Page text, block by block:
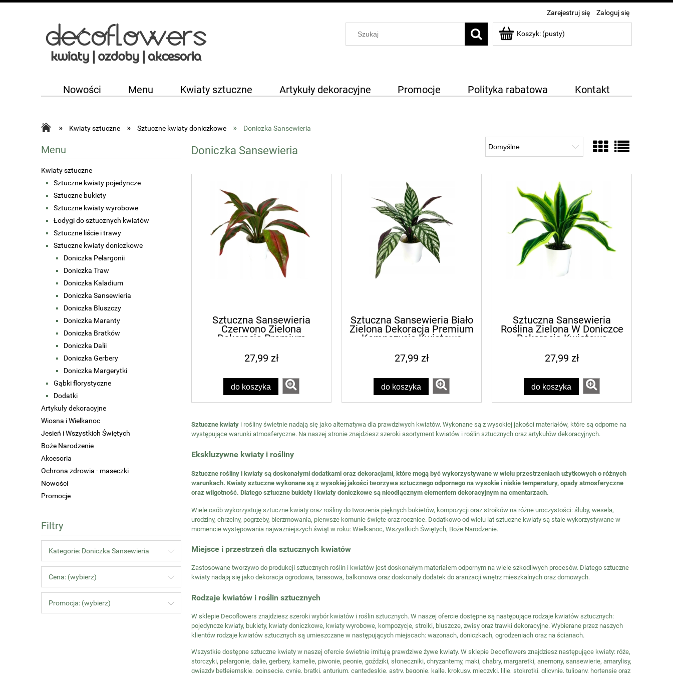
Zarejestruj się Zaloguj się
Koszyk: (pusty)
Nowości Menu Kwiaty sztuczne Artykuły dekoracyjne Promocje Polityka rabatowa Kontakt
» Kwiaty sztuczne » Sztuczne kwiaty doniczkowe » Doniczka Sansewieria
Menu
Kwiaty sztuczne
Sztuczne kwiaty pojedyncze
Sztuczne bukiety
Sztuczne kwiaty wyrobowe
Łodygi do sztucznych kwiatów
Sztuczne liście i trawy
Sztuczne kwiaty doniczkowe
Doniczka Pelargonii
Doniczka Traw
Doniczka Kaladium
Doniczka Sansewieria
Doniczka Bluszczy
Doniczka Maranty
Doniczka Bratków
Doniczka Dalii
Doniczka Gerbery
Doniczka Margerytki
Gąbki florystyczne
Dodatki
Artykuły dekoracyjne
Wiosna i Wielkanoc
Jesień i Wszystkich Świętych
Boże Narodzenie
Akcesoria
Ochrona zdrowia - maseczki
Nowości
Promocje
Filtry
Kategorie: Doniczka Sansewieria
Cena: (wybierz)
Promocja: (wybierz)
Doniczka Sansewieria
Sztuczna Sansewieria
Czerwono Zielona
Dekoracja Premium
27,99 zł
do koszyka
Sztuczna Sansewieria Biało
Zielona Dekoracja Premium
Kompozycja Kwiatowa
27,99 zł
do koszyka
Sztuczna Sansewieria
Roślina Zielona W Doniczce
Dekoracja Kwiatowa
27,99 zł
do koszyka
Sztuczne kwiaty i rośliny świetnie nadają się jako alternatywa dla prawdziwych kwiatów. Wykonane są z wysokiej jakości materiałów, które są odporne na
występujące warunki atmosferyczne. Na naszej stronie znajdziesz szeroki asortyment kwiatów i roślin sztucznych oraz artykułów dekoracyjnych.
Ekskluzywne kwiaty i rośliny
Sztuczne rośliny i kwiaty są doskonałymi dodatkami oraz dekoracjami, które mogą być wykorzystywane w wielu przestrzeniach użytkowych o różnych
warunkach. Kwiaty sztuczne wykonane są z wysokiej jakości tworzywa sztucznego odpornego na wysokie i niskie temperatury, opady atmosferyczne
oraz wilgotność. Dlatego sztuczne bukiety i kwiaty doniczkowe są nieodłącznym elementem dekoracyjnym na cmentarzach.
Wiele osób wykorzystuję sztuczne kwiaty oraz rośliny do tworzenia pięknych bukietów, kompozycji oraz stroików na różne uroczystości: śluby, wesela,
urodziny, chrzciny, pogrzeby, bierzmowania, pierwsze komunie święte oraz rocznice. Dodatkowo od wielu lat sztuczne kwiaty są stale wykorzystywane w
momencie występowania najważniejszych świąt w roku: Wielkanoc, Wszystkich Świętych, Boże Narodzenie.
Miejsce i przestrzeń dla sztucznych kwiatów
Zastosowane tworzywo do produkcji sztucznych roślin i kwiatów jest doskonałym materiałem odpornym na wiele szkodliwych procesów. Dlatego sztuczne
kwiaty nadają się jako dekoracja ogrodowa, tarasowa, balkonowa oraz doskonały dodatek do aranżacji wnętrz mieszkalnych oraz domowych.
Rodzaje kwiatów i roślin sztucznych
W sklepie Decoflowers znajdziesz szeroki wybór kwiatów i roślin sztucznych. W naszej ofercie dostępne są następujące rodzaje kwiatów sztucznych:
pojedyncze kwiaty, bukiety, kwiaty doniczkowe, kwiaty wyrobowe, kompozycje, stroiki, bluszcze, zwisy oraz trawki dekoracyjne. Wybierane przez naszych
klientów rodzaje kwiatów sztucznych są umieszczane w następujących miejscach: wazonach, doniczkach, ogrodzeniach oraz na ścianach.
Wszystkie dostępne sztuczne kwiaty w naszej ofercie świetnie imitują prawdziwe żywe kwiaty. W sklepie Decoflowers znajdziesz następujące kwiaty: róże,
storczyki, pelargonie, dalie, gerbery, kamelie, piwonie, peonie, goździki, słoneczniki, chryzantemy, maki, chabry, margaretki, anemony, sansewierie, amarylisy,
gwiazdy betlejemskie, poinsecje, cynie, bratki, anturium, cantedeskie, astry, begonie, kalle, krokusy, mieczyki, lilie, stokrotki, glicynie, tulipany, hortensje oraz